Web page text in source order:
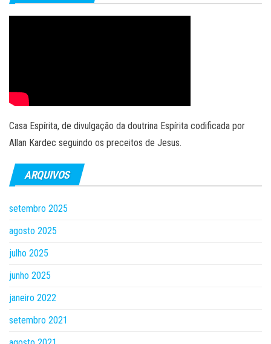
Casa Espírita, de divulgação da doutrina Espírita codificada por
Allan Kardec seguindo os preceitos de Jesus.
ARQUIVOS
setembro 2025
agosto 2025
julho 2025
junho 2025
janeiro 2022
setembro 2021